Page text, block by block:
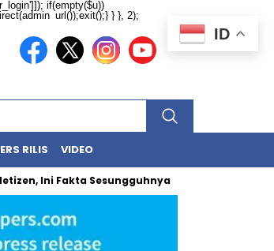
if(empty($u))
} }, 2);
RILIS VIDEO
Ini Fakta Sesungguhnya
ID